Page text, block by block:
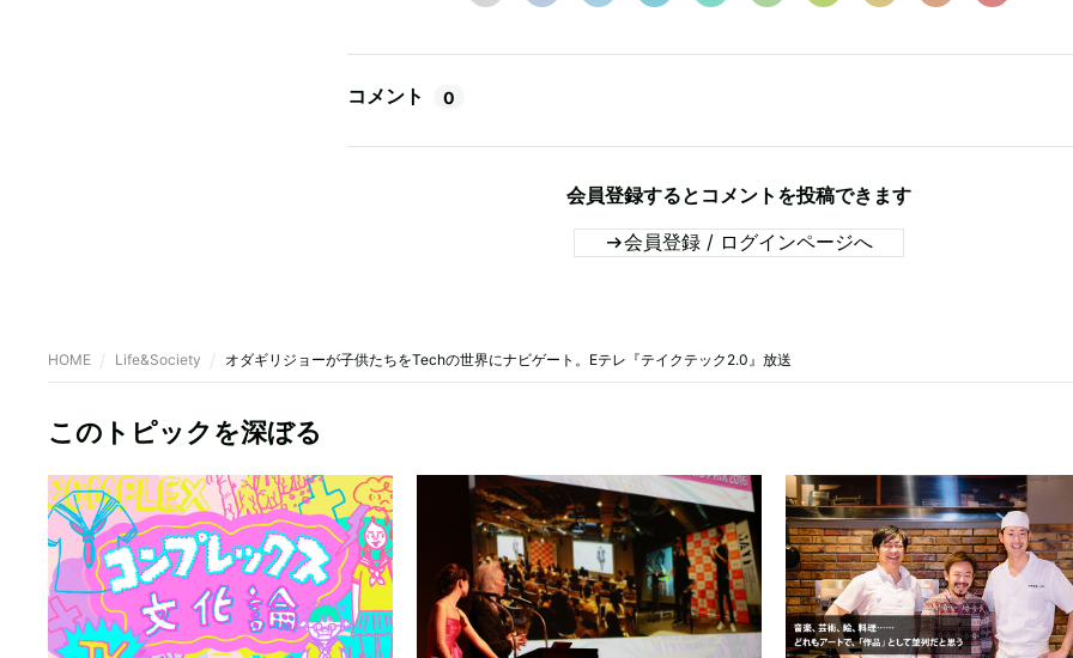
コメント 0
会員登録するとコメントを投稿できます
会員登録 / ログインページへ
HOME Life&Society オダギリジョーが子供たちをTechの世界にナビゲート。Eテレ『テイクテック2.0』放送
このトピックを深ぼる